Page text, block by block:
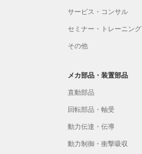
サービス・コンサル
セミナー・トレーニング
その他
メカ部品・装置部品
直動部品
回転部品・軸受
動力伝達・伝導
動力制御・衝撃吸収